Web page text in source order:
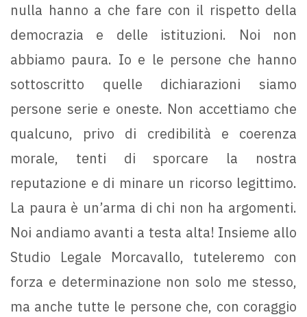
nulla hanno a che fare con il rispetto della
democrazia e delle istituzioni. Noi non
abbiamo paura. Io e le persone che hanno
sottoscritto quelle dichiarazioni siamo
persone serie e oneste. Non accettiamo che
qualcuno, privo di credibilità e coerenza
morale, tenti di sporcare la nostra
reputazione e di minare un ricorso legittimo.
La paura è un’arma di chi non ha argomenti.
Noi andiamo avanti a testa alta! Insieme allo
Studio Legale Morcavallo, tuteleremo con
forza e determinazione non solo me stesso,
ma anche tutte le persone che, con coraggio